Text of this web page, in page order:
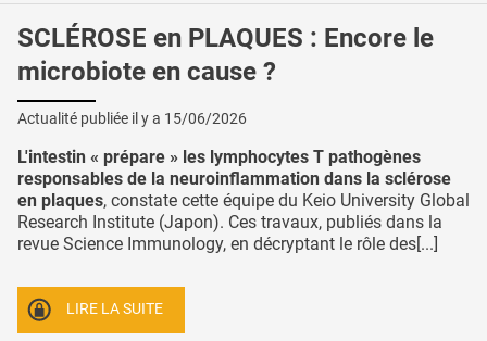
SCLÉROSE en PLAQUES : Encore le
microbiote en cause ?
Actualité publiée il y a 15/06/2026
L'intestin « prépare » les lymphocytes T pathogènes
responsables de la neuroinflammation dans la sclérose
en plaques, constate cette équipe du Keio University Global
Research Institute (Japon). Ces travaux, publiés dans la
revue Science Immunology, en décryptant le rôle des[...]
LIRE LA SUITE